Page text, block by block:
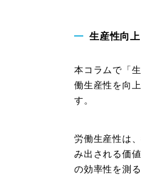
生産性向
本コラムで「
働生産性を向
す。
労働生産性は
み出される価
の効率性を測